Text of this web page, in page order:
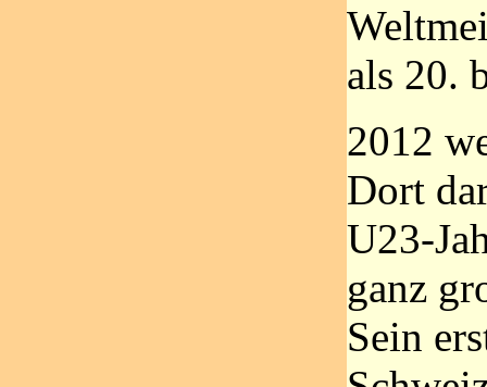
als 20.
2012
Dort
U23-
ganz
Sein